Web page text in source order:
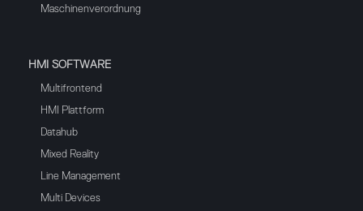
Maschinenverordnung
HMI SOFTWARE
Multifrontend
HMI Plattform
Datahub
Mixed Reality
Line Management
Multi Devices